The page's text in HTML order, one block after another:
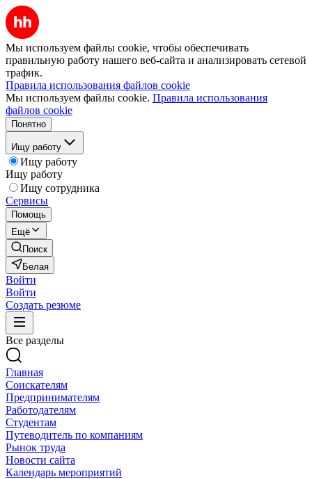
Мы используем файлы cookie, чтобы обеспечивать
правильную работу нашего веб-сайта и анализировать сетевой
трафик.
Правила использования файлов cookie
Мы используем файлы cookie. Правила использования
файлов cookie
Понятно
Ищу работу
Ищу работу
Ищу работу
Ищу сотрудника
Сервисы
Помощь
Ещё
Поиск
Белая
Войти
Войти
Создать резюме
Все разделы
Главная
Соискателям
Предпринимателям
Работодателям
Студентам
Путеводитель по компаниям
Рынок труда
Новости сайта
Календарь мероприятий